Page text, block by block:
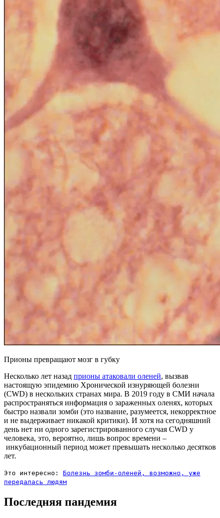
Прионы превращают мозг в губку
Несколько лет назад прионы атаковали оленей, вызвав
настоящую эпидемию Хронической изнуряющей болезни
(CWD) в нескольких странах мира. В 2019 году в СМИ начала
распространяться информация о зараженных оленях, которых
быстро назвали зомби (это название, разумеется, некорректное
и не выдерживает никакой критики). И хотя на сегодняшний
день нет ни одного зарегистрированного случая CWD у
человека, это, вероятно, лишь вопрос времени –
инкубационный период может превышать несколько десятков
лет.
Это интересно: Болезнь зомби-оленей, возможно, уже
передалась людям
Последняя пандемия